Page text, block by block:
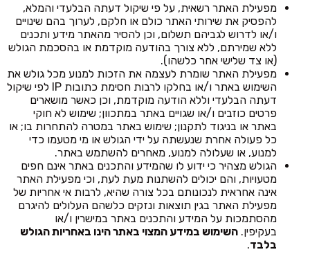
מפעילת האתר רשאית, על פי שיקול דעתה הבלעדי והמלא,
להפסיק את שירותי האתר כולם או חלקם, לערוך בהם שינויים
ו/או לדרוש לגביהם תשלום, וכן להסיר מהאתר מידע ותכנים
ללא שמירתם, ללא צורך בהודעה מוקדמת או בהסכמת הגולש
(או צד שלישי אחר כלשהו).
מפעילת האתר שומרת לעצמה את הזכות למנוע מכל גולש את
השימוש באתר ו/או בחלקו לרבות חסימת כתובות IP לפי שיקול
דעתה הבלעדי וללא הודעה מוקדמת, וכן כאשר מושארים
פרטים כוזבים ו/או שגויים באתר במתכוון; שימוש לא חוקי
באתר או בניגוד לתקנון; שימוש באתר במטרה להתחרות בו; או
כל פעולה אחרת שנעשתה על ידי הגולש או מי מטעמו כדי
למנוע, או שעלולה למנוע, מאחרים להשתמש באתר.
הגולש מצהיר כי ידוע לו שהמידע והתכנים באתר אינם חפים
מטעויות, והם יכולים להשתנות מעת לעת, וכי מפעילת האתר
אינה אחראית לנכונותם בכל צורה שהיא, לרבות אי אחריות של
מפעילת האתר בגין תוצאות ונזקים כלשהם העלולים להיגרם
מהסתמכות על המידע והתכנים באתר במישרין ו/או
בעקיפין. השימוש במידע המצוי באתר הינו באחריות הגולש
בלבד.